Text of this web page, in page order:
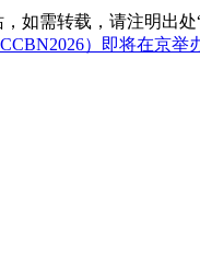
如需转载，请注明出
）即将在京举